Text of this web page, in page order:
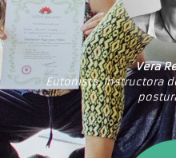
Vera
Eutonista, Instructora